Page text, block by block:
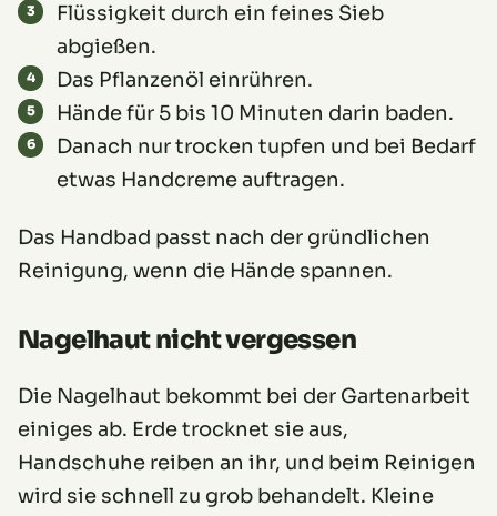
Flüssigkeit durch ein feines Sieb
abgießen.
Das Pflanzenöl einrühren.
Hände für 5 bis 10 Minuten darin baden.
Danach nur trocken tupfen und bei Bedarf
etwas Handcreme auftragen.
Das Handbad passt nach der gründlichen
Reinigung, wenn die Hände spannen.
Nagelhaut nicht vergessen
Die Nagelhaut bekommt bei der Gartenarbeit
einiges ab. Erde trocknet sie aus,
Handschuhe reiben an ihr, und beim Reinigen
wird sie schnell zu grob behandelt. Kleine